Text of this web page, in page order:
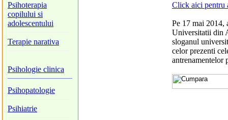
Psihoterapia
copilului si
adolescentului
Terapie narativa
Psihologie clinica
Psihopatologie
Psihiatrie
Click aici pentru
Pe 17 mai 2014,
Universitatii din
sloganul
celor prezenti
antrenamentelor